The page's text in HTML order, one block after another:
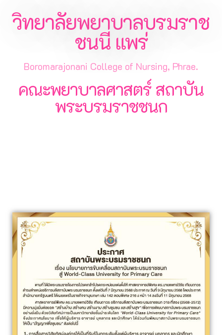
วิทยาลัยพยาบาลบรมราช
ชนนี แพร่
Boromarajonani College of Nursing, Phrae.
คณะพยาบาลศาสตร์ สถาบัน
พระบรมราชชนก